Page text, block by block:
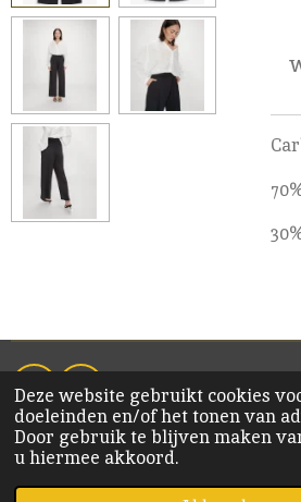
Deze website gebruikt cookies
doeleinden en/of het tonen van
Door gebruik te blijven maken
u hiermee akkoord.
F
a
c
e
I
n
s
t
© 2020 KiM Bornem